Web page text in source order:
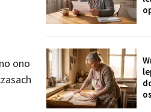
ono